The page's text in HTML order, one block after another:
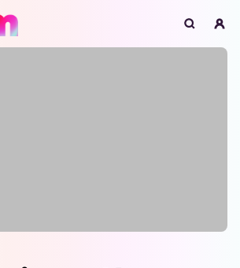
niet ondersteund